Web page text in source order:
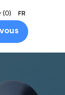
(0) FR